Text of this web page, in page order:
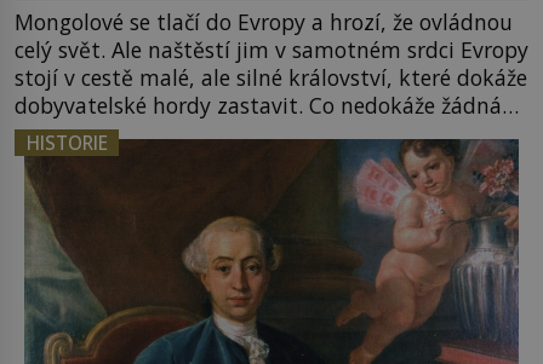
Mongolové se tlačí do Evropy a hrozí, že ovládnou
celý svět. Ale naštěstí jim v samotném srdci Evropy
stojí v cestě malé, ale silné království, které dokáže
dobyvatelské hordy zastavit. Co nedokáže žádná
z asijských říší, co nedokážou Němci – to dokáže
český král. Nebo že by ne? Mongolové od roku 1223
postupují podél Kaspického a Azovského moře, […]
HISTORIE